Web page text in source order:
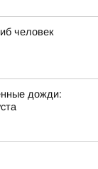
человек
дожди: